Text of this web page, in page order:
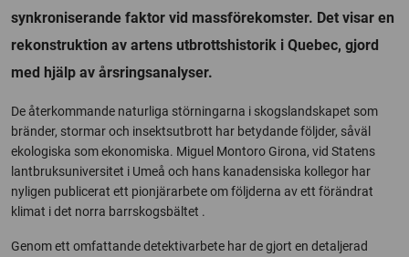
synkroniserande faktor vid massförekomster. Det visar en
rekonstruktion av artens utbrottshistorik i Quebec, gjord
med hjälp av årsringsanalyser.
De återkommande naturliga störningarna i skogslandskapet som
bränder, stormar och insektsutbrott har betydande följder, såväl
ekologiska som ekonomiska. Miguel Montoro Girona, vid Statens
lantbruksuniversitet i Umeå och hans kanadensiska kollegor har
nyligen publicerat ett pionjärarbete om följderna av ett förändrat
klimat i det norra barrskogsbältet .
Genom ett omfattande detektivarbete har de gjort en detaljerad